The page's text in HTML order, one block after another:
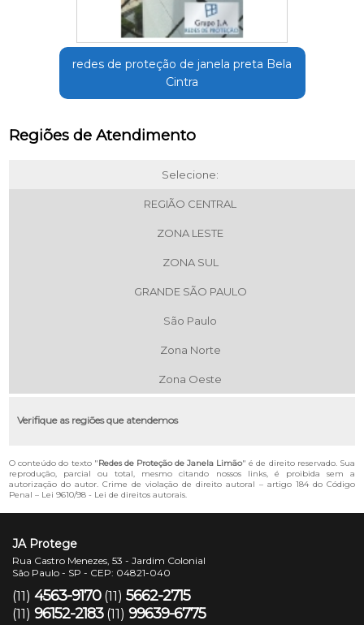
redes de proteção de janela preta Bela
Cintra
Regiões de Atendimento
Selecione:
REGIÃO CENTRAL
ZONA LESTE
ZONA SUL
GRANDE SÃO PAULO
São Paulo
Zona Norte
Zona Oeste
Verifique as regiões que atendemos
O conteúdo do texto "Redes de Proteção de Janela Limão" é de direito reservado. Sua
reprodução, parcial ou total, mesmo citando nossos links, é proibida sem a
autorização do autor. Crime de violação de direito autoral – artigo 184 do Código
Penal – Lei 9610/98 - Lei de direitos autorais.
JA Protege
Rua Castro Menezes, 53 - Jardim Colonial
São Paulo - SP - CEP: 04821-040
(11) 4563-9170 (11) 5662-2715
(11) 96152-2183 (11) 99639-6775